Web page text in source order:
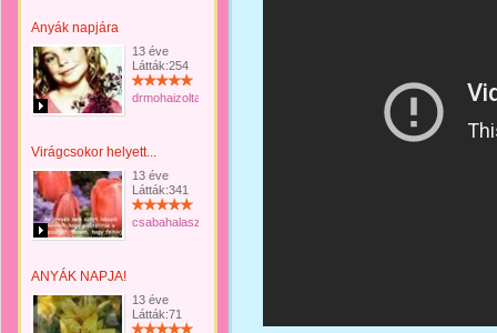
Anyák napjára
13 éve
Látták:254
drmohaizoltan
Virágcsokor helyett...
13 éve
Látták:341
csabahalasz
ANYÁK NAPJA!
13 éve
Látták:71